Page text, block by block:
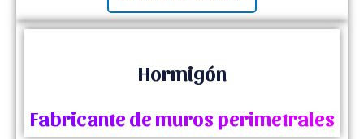
Hormigón
Fabricante de muros perimetrales